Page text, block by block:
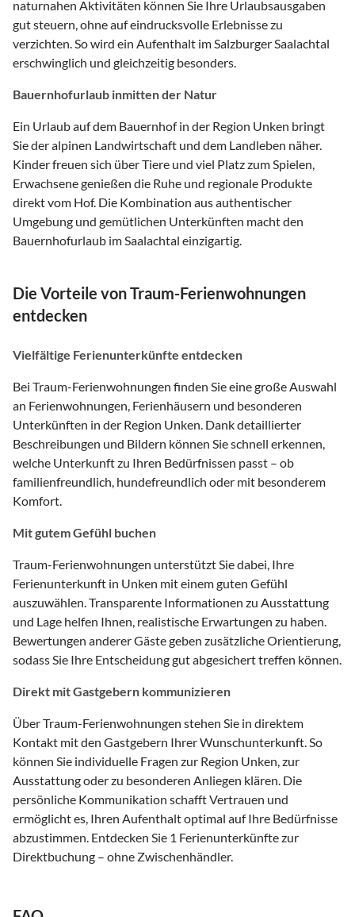
naturnahen Aktivitäten können Sie Ihre Urlaubsausgaben
gut steuern, ohne auf eindrucksvolle Erlebnisse zu
verzichten. So wird ein Aufenthalt im Salzburger Saalachtal
erschwinglich und gleichzeitig besonders.
Bauernhofurlaub inmitten der Natur
Ein Urlaub auf dem Bauernhof in der Region Unken bringt
Sie der alpinen Landwirtschaft und dem Landleben näher.
Kinder freuen sich über Tiere und viel Platz zum Spielen,
Erwachsene genießen die Ruhe und regionale Produkte
direkt vom Hof. Die Kombination aus authentischer
Umgebung und gemütlichen Unterkünften macht den
Bauernhofurlaub im Saalachtal einzigartig.
Die Vorteile von Traum-Ferienwohnungen
entdecken
Vielfältige Ferienunterkünfte entdecken
Bei Traum-Ferienwohnungen finden Sie eine große Auswahl
an Ferienwohnungen, Ferienhäusern und besonderen
Unterkünften in der Region Unken. Dank detaillierter
Beschreibungen und Bildern können Sie schnell erkennen,
welche Unterkunft zu Ihren Bedürfnissen passt – ob
familienfreundlich, hundefreundlich oder mit besonderem
Komfort.
Mit gutem Gefühl buchen
Traum-Ferienwohnungen unterstützt Sie dabei, Ihre
Ferienunterkunft in Unken mit einem guten Gefühl
auszuwählen. Transparente Informationen zu Ausstattung
und Lage helfen Ihnen, realistische Erwartungen zu haben.
Bewertungen anderer Gäste geben zusätzliche Orientierung,
sodass Sie Ihre Entscheidung gut abgesichert treffen können.
Direkt mit Gastgebern kommunizieren
Über Traum-Ferienwohnungen stehen Sie in direktem
Kontakt mit den Gastgebern Ihrer Wunschunterkunft. So
können Sie individuelle Fragen zur Region Unken, zur
Ausstattung oder zu besonderen Anliegen klären. Die
persönliche Kommunikation schafft Vertrauen und
ermöglicht es, Ihren Aufenthalt optimal auf Ihre Bedürfnisse
abzustimmen. Entdecken Sie 1 Ferienunterkünfte zur
Direktbuchung – ohne Zwischenhändler.